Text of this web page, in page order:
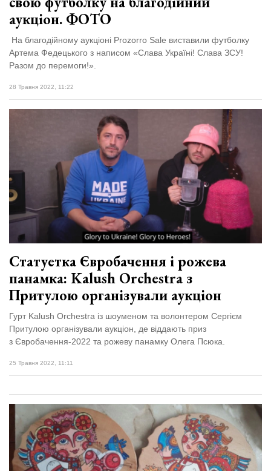
аукціон. ФОТО
На благодійному аукціоні Prozorro Sale виставили футболку
Артема Федецького з написом «Слава Україні! Слава ЗСУ!
Разом до перемоги!».
28 Травня 2022, 11:22
Статуетка Євробачення і рожева
панамка: Kalush Orchestra з
Притулою організували аукціон
Гурт Kalush Orchestra із шоуменом та волонтером Сергієм
Притулою організували аукціон, де віддають приз
з Євробачення-2022 та рожеву панамку Олега Псюка.
25 Травня 2022, 11:11